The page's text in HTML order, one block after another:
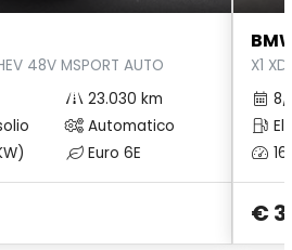
e riscaldabili
48V MSPORT AUTO
23.030 km
Automatico
Euro 6E
X1
8/
€